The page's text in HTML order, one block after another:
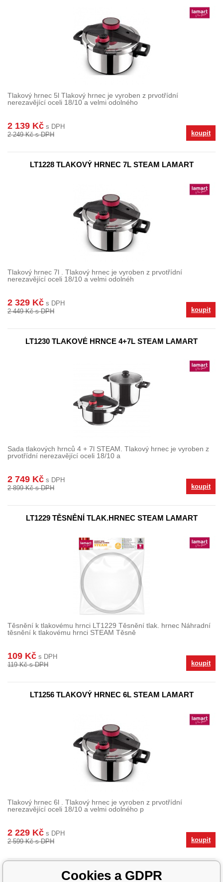
Tlakový hrnec 5l Tlakový hrnec je vyroben z prvotřídní
nerezavějící oceli 18/10 a velmi odolného
2 139 Kč s DPH
2 249 Kč s DPH
koupit
LT1228 TLAKOVÝ HRNEC 7L STEAM LAMART
Tlakový hrnec 7l . Tlakový hrnec je vyroben z prvotřídní
nerezavějící oceli 18/10 a velmi odolnéh
2 329 Kč s DPH
2 449 Kč s DPH
koupit
LT1230 TLAKOVÉ HRNCE 4+7L STEAM LAMART
Sada tlakových hrnců 4 + 7l STEAM. Tlakový hrnec je vyroben z
prvotřídní nerezavějící oceli 18/10 a
2 749 Kč s DPH
2 899 Kč s DPH
koupit
LT1229 TĚSNĚNÍ TLAK.HRNEC STEAM LAMART
Těsnění k tlakovému hrnci LT1229 Těsnění tlak. hrnec Náhradní
těsnění k tlakovému hrnci STEAM Těsně
109 Kč s DPH
119 Kč s DPH
koupit
LT1256 TLAKOVÝ HRNEC 6L STEAM LAMART
Tlakový hrnec 6l . Tlakový hrnec je vyroben z prvotřídní
nerezavějící oceli 18/10 a velmi odolného p
2 229 Kč s DPH
2 599 Kč s DPH
koupit
Cookies a GDPR